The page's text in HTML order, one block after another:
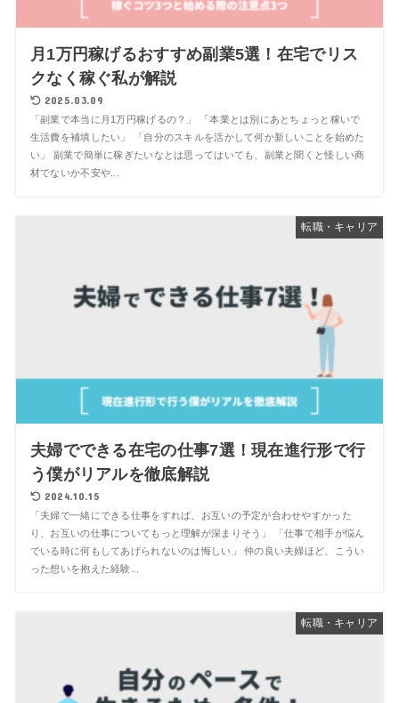
月1万円稼げるおすすめ副業5選！在宅でリス
クなく稼ぐ私が解説
2025.03.09
「副業で本当に月1万円稼げるの？」 「本業とは別にあとちょっと稼いで
生活費を補填したい」 「自分のスキルを活かして何か新しいことを始めた
い」 副業で簡単に稼ぎたいなとは思ってはいても、副業と聞くと怪しい商
材でないか不安や...
転職・キャリア
夫婦でできる在宅の仕事7選！現在進行形で行
う僕がリアルを徹底解説
2024.10.15
「夫婦で一緒にできる仕事をすれば、お互いの予定が合わせやすかった
り、お互いの仕事についてもっと理解が深まりそう」 「仕事で相手が悩ん
でいる時に何もしてあげられないのは悔しい」 仲の良い夫婦ほど、こうい
った想いを抱えた経験...
転職・キャリア